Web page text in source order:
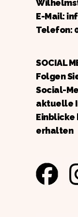
E-Mail:
Telefon:
SOCIAL
Folgen
Social-
aktuelle
Einblicke
erhalten